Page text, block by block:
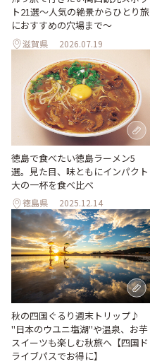
ト21選～人気の絶景からひとり旅
におすすめの穴場まで～
滋賀県 2026.07.19
徳島で食べたい徳島ラーメン5
選。見た目、味ともにインパクト
大の一杯を食べ比べ
徳島県 2025.12.14
秋の四国ぐるり週末トリップ♪
"日本のウユニ塩湖"や温泉、お芋
スイーツも楽しむ秋旅へ【四国ド
ライブパスでお得に】